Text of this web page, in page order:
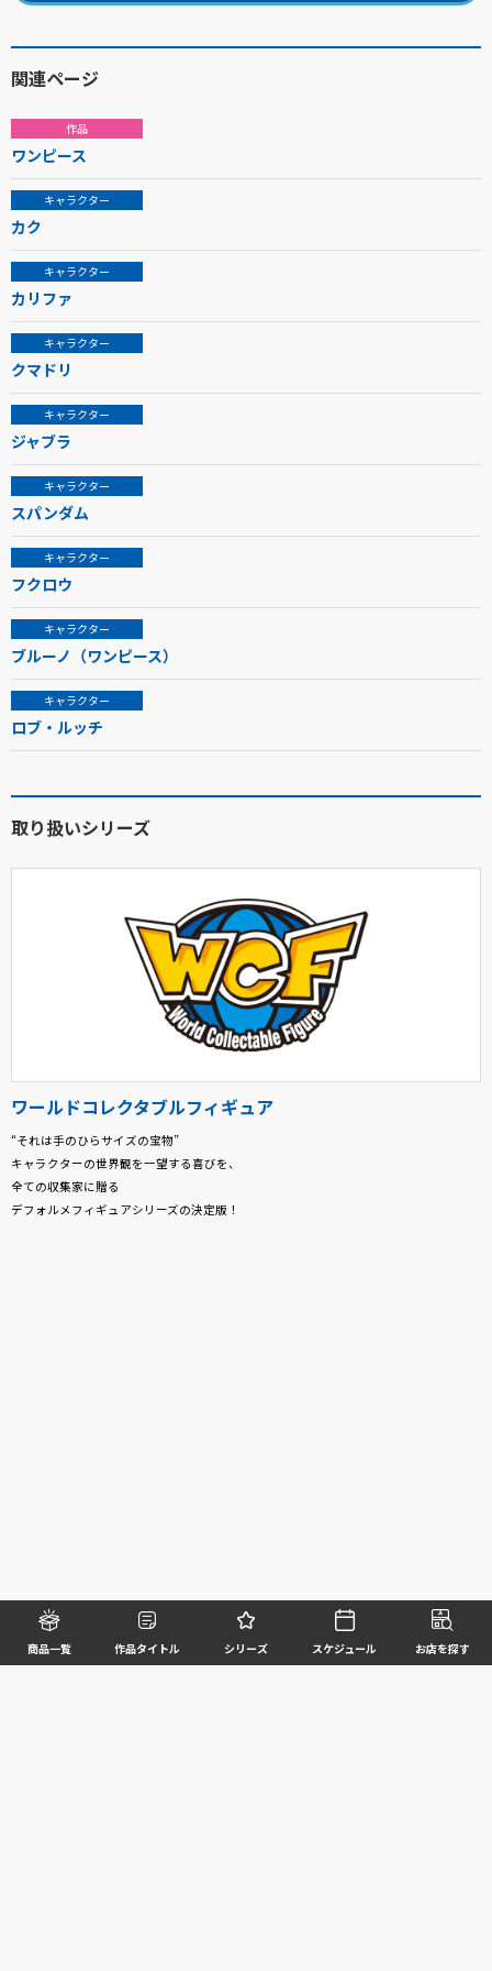
商品一覧 作品タイトル シリーズ スケジュール お店を探す
関連ページ
作品
ワンピース
キャラクター
カク
キャラクター
カリファ
キャラクター
クマドリ
キャラクター
ジャブラ
キャラクター
スパンダム
キャラクター
フクロウ
キャラクター
ブルーノ（ワンピース）
キャラクター
ロブ・ルッチ
取り扱いシリーズ
ワールドコレクタブルフィギュア
“それは手のひらサイズの宝物”
キャラクターの世界観を一望する喜びを、
全ての収集家に贈る
デフォルメフィギュアシリーズの決定版！